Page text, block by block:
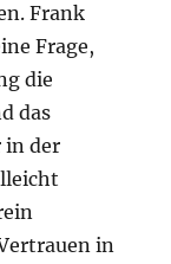
Frank
Frage,
die
das
in der
in